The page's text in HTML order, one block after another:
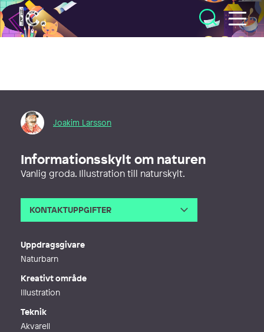
Illustratörcentrum
Joakim Larsson
Informationsskylt om naturen
Vanlig groda. Illustration till naturskylt.
KONTAKTUPPGIFTER
Uppdragsgivare
Naturbarn
Kreativt område
Illustration
Teknik
Akvarell